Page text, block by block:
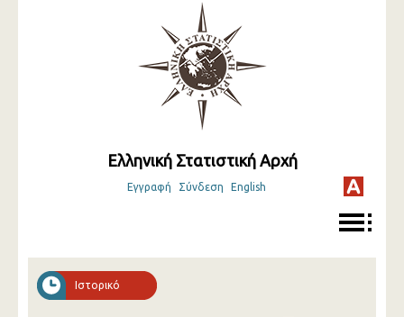
Ελληνική Στατιστική Αρχή
Εγγραφή Σύνδεση English
Ιστορικό